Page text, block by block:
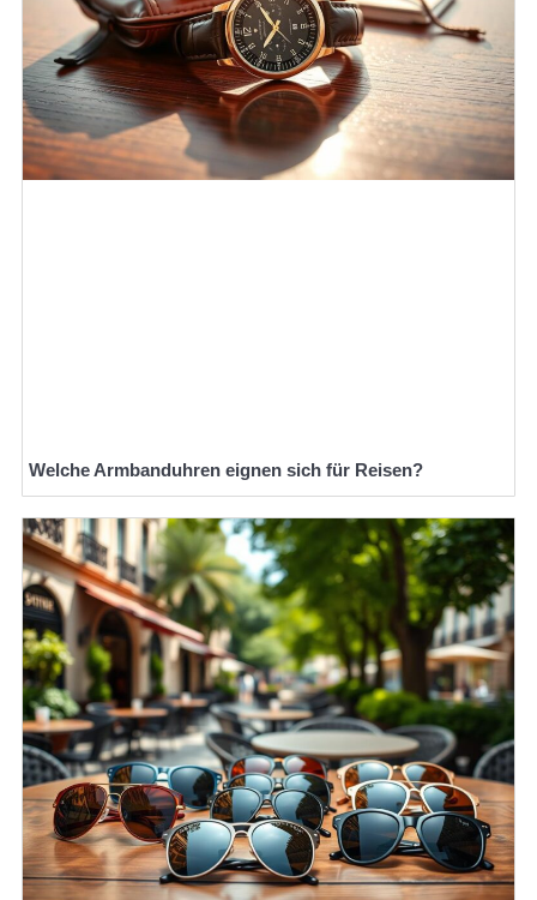
Welche Armbanduhren eignen sich für Reisen?